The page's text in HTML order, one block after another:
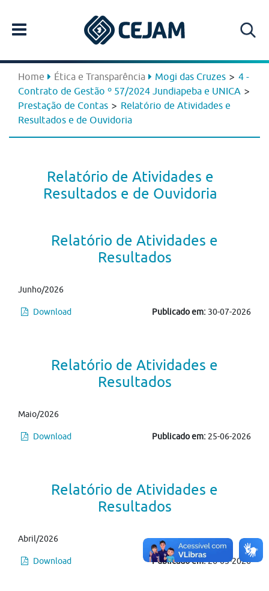
Home Ética e Transparência Mogi das Cruzes > 4 -
Contrato de Gestão º 57/2024 Jundiapeba e UNICA >
Prestação de Contas > Relatório de Atividades e
Resultados e de Ouvidoria
Relatório de Atividades e
Resultados e de Ouvidoria
Relatório de Atividades e
Resultados
Junho/2026
Download Publicado em: 30-07-2026
Relatório de Atividades e
Resultados
Maio/2026
Download Publicado em: 25-06-2026
Relatório de Atividades e
Resultados
Abril/2026
Download Publicado em:26-05-2026